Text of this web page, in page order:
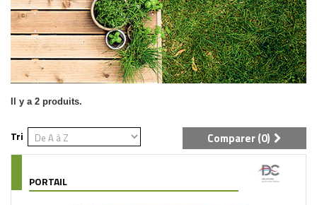
Il y a 2 produits.
Tri Comparer (0)
PORTAIL